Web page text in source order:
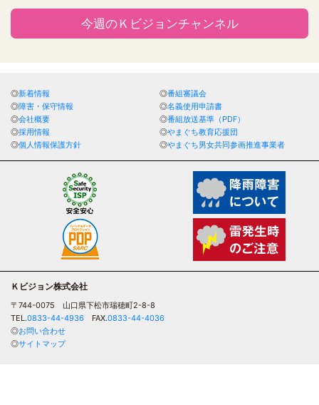
今週のＫビジョンチャンネル
新着情報
番組審議会
障害・保守情報
名義使用申請書
会社概要
番組放送基準（PDF）
採用情報
やまぐち教育応援団
個人情報保護方針
やまぐち男女共同参画推進事業者
Ｋビジョン株式会社
〒744-0075 山口県下松市瑞穂町2-8-8
TEL.0833-44-4936 FAX.0833-44-4036
お問い合わせ
サイトマップ